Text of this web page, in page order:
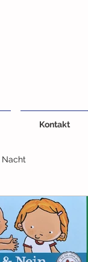
Kontakt
Nacht
und Farben